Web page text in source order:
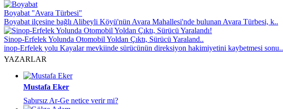
Boyabat "Avara Türbesi"
Boyabat ilçesine bağlı Alibeyli Köyü'nün Avara Mahallesi'nde bulunan Avara Türbesi, k..
Sinop-Erfelek Yolunda Otomobil Yoldan Çıktı, Sürücü Yaraland..
inop-Erfelek yolu Kayalar mevkiinde sürücünün direksiyon hakimiyetini kaybetmesi sonu..
YAZARLAR
Mustafa Eker
Sabırsız Ar-Ge netice verir mi?